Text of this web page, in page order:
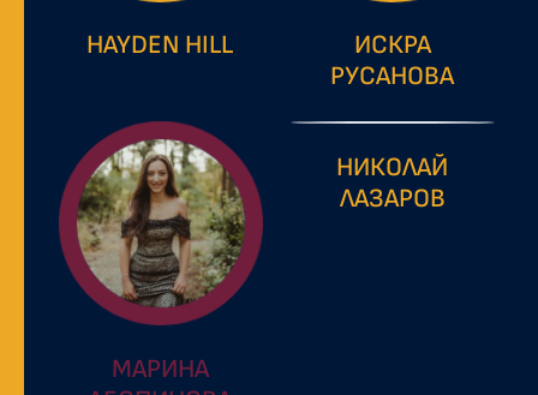
HAYDEN HILL
ИСКРА
РУСАНОВА
МАРИНА
НИКОЛАЙ
ЛАЗАРОВ